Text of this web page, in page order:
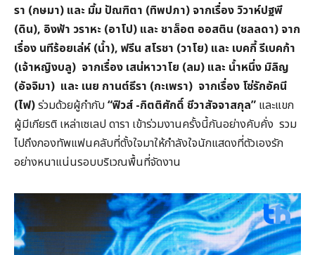
รา (กษมา) และ มิ้ม ปัณฑิตา (ทิพปภา) จากเรื่อง วิวาห์ปฐพี
(ดิน), อิงฟ้า วราหะ (อาโป) และ ชาล็อต ออสติน (ชลลดา) จาก
เรื่อง นทีร้อยเล่ห์ (น้ำ), ฟรีน สโรชา (วาโย) และ เบคกี้ รีเบคก้า
(เจ้าหญิงบลู) จากเรื่อง เสน่หาวาโย (ลม) และ น้ำหนึ่ง มิลิญ
(อัจจิมา) และ เนย กานต์ธีรา (กะเพรา) จากเรื่อง โซ่รักอัคนี
(ไฟ)ร่วมด้วยผู้กำกับ“ฟิวส์ -กิตติศักดิ์ ชีวาสัจจาสกุล” และแขก
ผู้มีเกียรติ เหล่าเซเลป ดารา เข้าร่วมงานครั้งนี้กันอย่างคับคั่ง รวม
ไปถึงกองทัพแฟนคลับที่ตั้งใจมาให้กำลังใจนักแสดงที่ตัวเองรัก
อย่างหนาแน่นรอบบริเวณพื้นที่จัดงาน